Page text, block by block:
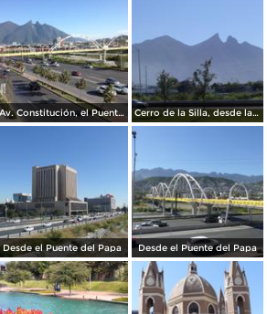
Av. Constitución, el Puente del Papa y el cerro de La Silla. Diciembre/2016 Cerro de la Silla, desde la Clínica IMSS 23 Ginecología
Desde el Puente del Papa Desde el Puente del Papa